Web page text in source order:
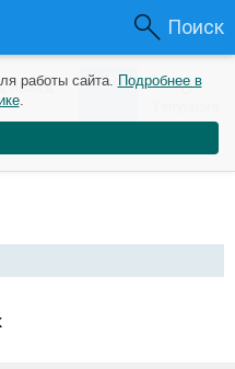
Поиск
назад 0 0
работы сайта. Подробнее в
.